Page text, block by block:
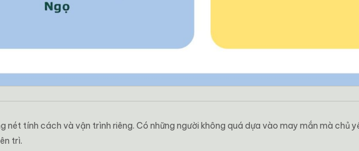
nét tính cách và vận trình riêng. Có những người không quá dựa vào may mắn mà chủ
trì.